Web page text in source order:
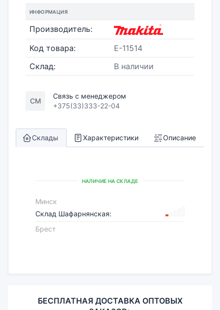
ИНФОРМАЦИЯ
Производитель:
Код товара:
E-11514
Склад:
В наличии
СМ
Связь с менеджером
+375(33)333-22-04
Склады Характеристики Описание
НАЛИЧИЕ НА СКЛАДЕ
Минск
Склад Шафарнянская:
Брест
БЕСПЛАТНАЯ ДОСТАВКА ОПТОВЫХ